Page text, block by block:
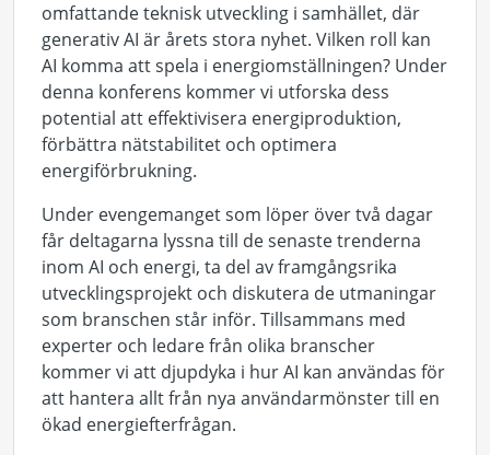
omfattande teknisk utveckling i samhället, där
generativ AI är årets stora nyhet. Vilken roll kan
AI komma att spela i energiomställningen? Under
denna konferens kommer vi utforska dess
potential att effektivisera energiproduktion,
förbättra nätstabilitet och optimera
energiförbrukning.
Under evengemanget som löper över två dagar
får deltagarna lyssna till de senaste trenderna
inom AI och energi, ta del av framgångsrika
utvecklingsprojekt och diskutera de utmaningar
som branschen står inför. Tillsammans med
experter och ledare från olika branscher
kommer vi att djupdyka i hur AI kan användas för
att hantera allt från nya användarmönster till en
ökad energiefterfrågan.